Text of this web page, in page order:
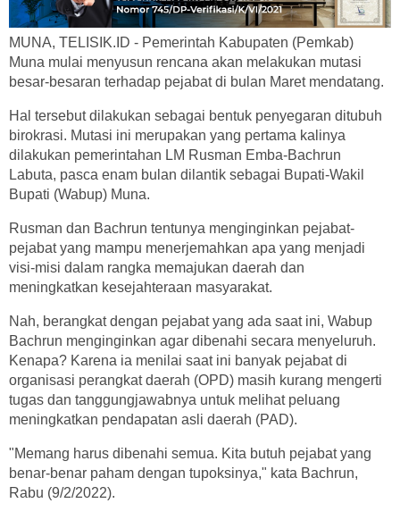
MUNA, TELISIK.ID - Pemerintah Kabupaten (Pemkab)
Muna mulai menyusun rencana akan melakukan mutasi
besar-besaran terhadap pejabat di bulan Maret mendatang.
Hal tersebut dilakukan sebagai bentuk penyegaran ditubuh
birokrasi. Mutasi ini merupakan yang pertama kalinya
dilakukan pemerintahan LM Rusman Emba-Bachrun
Labuta, pasca enam bulan dilantik sebagai Bupati-Wakil
Bupati (Wabup) Muna.
Rusman dan Bachrun tentunya menginginkan pejabat-
pejabat yang mampu menerjemahkan apa yang menjadi
visi-misi dalam rangka memajukan daerah dan
meningkatkan kesejahteraan masyarakat.
Nah, berangkat dengan pejabat yang ada saat ini, Wabup
Bachrun menginginkan agar dibenahi secara menyeluruh.
Kenapa? Karena ia menilai saat ini banyak pejabat di
organisasi perangkat daerah (OPD) masih kurang mengerti
tugas dan tanggungjawabnya untuk melihat peluang
meningkatkan pendapatan asli daerah (PAD).
"Memang harus dibenahi semua. Kita butuh pejabat yang
benar-benar paham dengan tupoksinya," kata Bachrun,
Rabu (9/2/2022).